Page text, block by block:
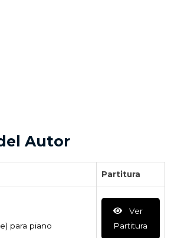
Autor
Partitura
para piano
Ver
Partitura